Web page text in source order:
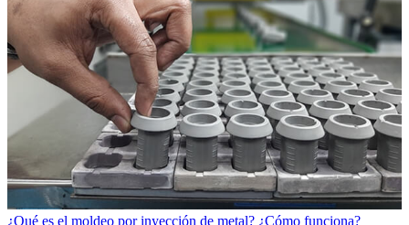
¿Qué es el moldeo por inyección de metal? ¿Cómo funciona?